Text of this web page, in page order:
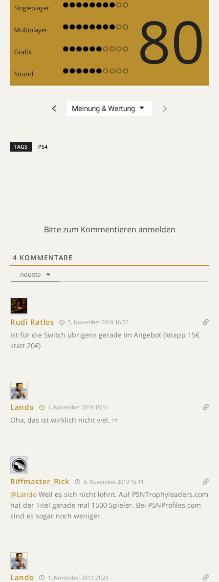
Singleplayer 80
Multiplayer
Grafik
Sound
TAGS PS4
Bitte zum Kommentieren anmelden
4 KOMMENTARE
neuste
Rudi Ratlos 5. November 2019 16:52
Ist für die Switch übrigens gerade im Angebot (knapp 15€
statt 20€)
Lando 4. November 2019 15:51
Oha, das ist wirklich nicht viel. :<
Riffmaster_Rick 4. November 2019 15:11
@Lando Weil es sich nicht lohnt. Auf PSNTrophyleaders.com
hat der Titel gerade mal 1500 Spieler. Bei PSNProfiles.com
sind es sogar noch weniger.
Lando 1. November 2019 21:23